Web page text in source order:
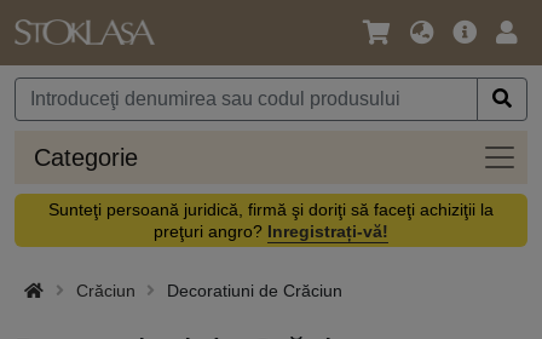
Limbă
Monedă
Meniul
Categorie
Sunteţi persoană juridică, firmă şi doriţi să faceţi achiziţii la
preţuri angro? Inregistrați-vă!
Crăciun Decoratiuni de Crăciun